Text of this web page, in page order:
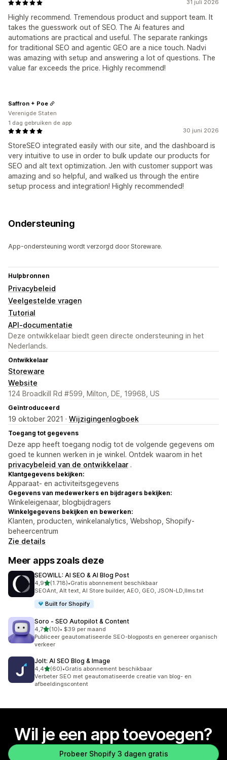
31 juli 2026
Highly recommend. Tremendous product and support team. It
takes the guesswork out of SEO. The Ai features and
automations are practical and useful. The separate rankings
for traditional SEO and agentic GEO are a nice touch. Nadvi
was amazing with setup and answering a lot of questions. The
value far exceeds the price. Highly recommend!
30 juni 2026
StoreSEO integrated easily with our site, and the dashboard is
very intuitive to use in order to bulk update our products for
SEO and alt text optimization. Jen with customer support was
amazing and so helpful, and walked us through the entire
setup process and integration! Highly recommended!
Saffron + Poe
Verenigde Staten
1 dag gebruiken de app
Ondersteuning
App-ondersteuning wordt verzorgd door Storeware.
Hulpbronnen
Privacybeleid
Veelgestelde vragen
Tutorial
API-documentatie
Deze ontwikkelaar biedt geen directe ondersteuning in het
Nederlands.
Ontwikkelaar
Storeware
Website
124 Broadkill Rd #599, Milton, DE, 19968, US
Geïntroduceerd
19 oktober 2021 · Wijzigingenlogboek
Toegang tot gegevens
Deze app heeft toegang nodig tot de volgende gegevens om
goed te kunnen werken in je winkel. Ontdek waarom in het
privacybeleid van de ontwikkelaar .
Klantgegevens bekijken:
Apparaat- en activiteitsgegevens
Gegevens van medewerkers en bijdragers bekijken:
Winkeleigenaar, blogbijdragers
Winkelgegevens bekijken en bewerken:
Klanten, producten, winkelanalytics, Webshop, Shopify-
beheercentrum
Zie details
Meer apps zoals deze
SEOWILL: AI SEO & AI Blog Post
4,9van 5 sterren
(1.718)
1718 recensies in totaal
•Gratis abonnement beschikbaar
SEOAnt, Alt text, AI Store builder, AEO, GEO, JSON-LD,llms.txt
Built for Shopify
Soro ‑ SEO Autopilot & Content
4,7van 5 sterren
(10)
10 recensies in totaal
• $39 per maand
Publiceer geautomatiseerde SEO-blogposts en genereer organisch
verkeer
Jolt: AI SEO Blog & Image
4,4van 5 sterren
(60)
60 recensies in totaal
•Gratis abonnement beschikbaar
Verbeter SEO met geautomatiseerde creatie van blog- en
afbeeldingscontent
Wil je een app toevoegen?
Probeer Shopify 3 dagen gratis